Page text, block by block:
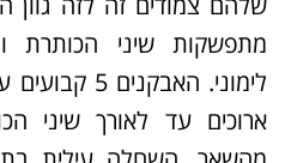
מתפשקות שיני הכותרת
לימוני.
ארוכים עד לאורך שיני